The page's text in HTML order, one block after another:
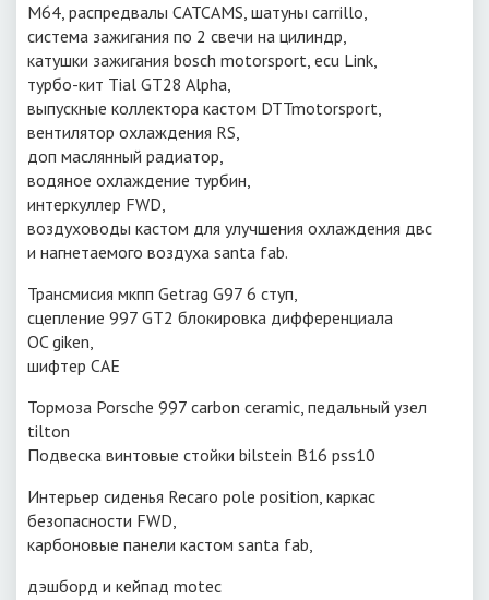
М64, распредвалы CATCAMS, шатуны carrillo,
система зажигания по 2 свечи на цилиндр,
катушки зажигания bosch motorsport, ecu Link,
турбо-кит Tial GT28 Alpha,
выпускные коллектора кастом DTTmotorsport,
вентилятор охлаждения RS,
доп маслянный радиатор,
водяное охлаждение турбин,
интеркуллер FWD,
воздуховоды кастом для улучшения охлаждения двс
и нагнетаемого воздуха santa fab.
Трансмисия мкпп Getrag G97 6 ступ,
сцепление 997 GT2 блокировка дифференциала
OC giken,
шифтер CAE
Тормоза Porsche 997 carbon ceramic, педальный узел
tilton
Подвеска винтовые стойки bilstein B16 pss10
Интерьер сиденья Recaro pole position, каркас
безопасности FWD,
карбоновые панели кастом santa fab,
дэшборд и кейпад motec